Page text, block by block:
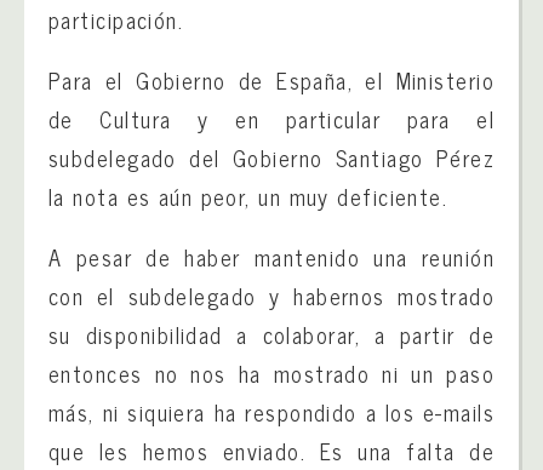
participación.
Para el Gobierno de España, el Ministerio
de Cultura y en particular para el
subdelegado del Gobierno Santiago Pérez
la nota es aún peor, un muy deficiente.
A pesar de haber mantenido una reunión
con el subdelegado y habernos mostrado
su disponibilidad a colaborar, a partir de
entonces no nos ha mostrado ni un paso
más, ni siquiera ha respondido a los e-mails
que les hemos enviado. Es una falta de